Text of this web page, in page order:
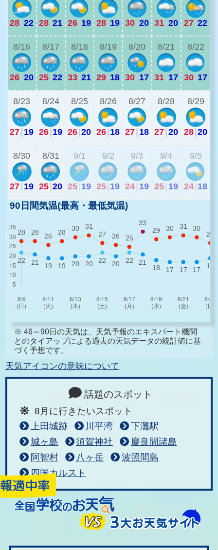
28|22 28|21 26|19 28|19 30|20 31|20 27|22
8/16
26|20
8/17
25|22
8/18
33|21
8/19
29|18
8/20
30| 17
8/21
31| 17
8/22
30|17
8/23
27| 19
8/24
26|19
8/25
26|20
8/26
26|18
8/27
27| 18
8/28
27|20
8/29
28|20
8/30
27| 19
8/31
25|20
9/1
25 19
9/2
25 19
9/3
24 19
9/4
25 19
9/5
24 18
90日間気温(最高・最低気温)
※ 46～90日の天気は、天気予報のエキスパート機関
とのタイアップによる過去の天気データの統計値に基
づく予想です。
天気アイコンの意味について
話題のスポット
8月に行きたいスポット
上田城跡
川平湾
下灘駅
城ヶ島
須賀神社
慶良間諸島
阿智村
八ヶ岳
波照間島
四国カルスト